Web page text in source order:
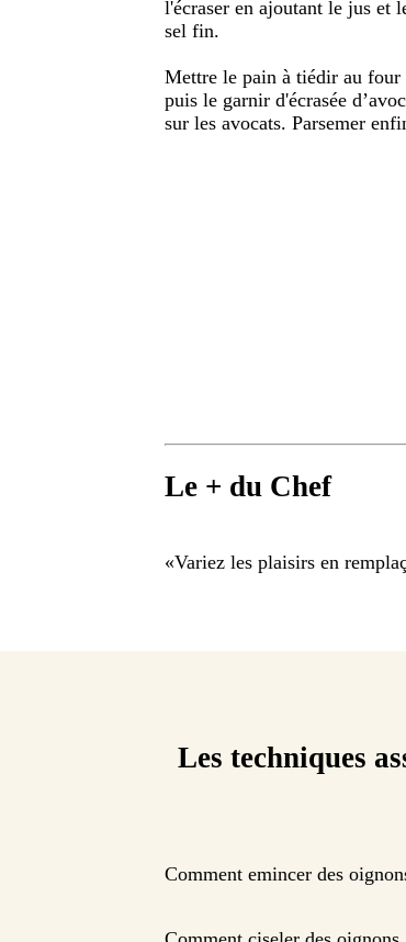
l'écraser en ajoutant le jus et
sel fin.
Mettre le pain à tiédir au
puis le garnir d'écrasée
sur les avocats. Parsemer
Le + du Chef
«Variez les plaisirs en
Les techniques
Comment emincer des